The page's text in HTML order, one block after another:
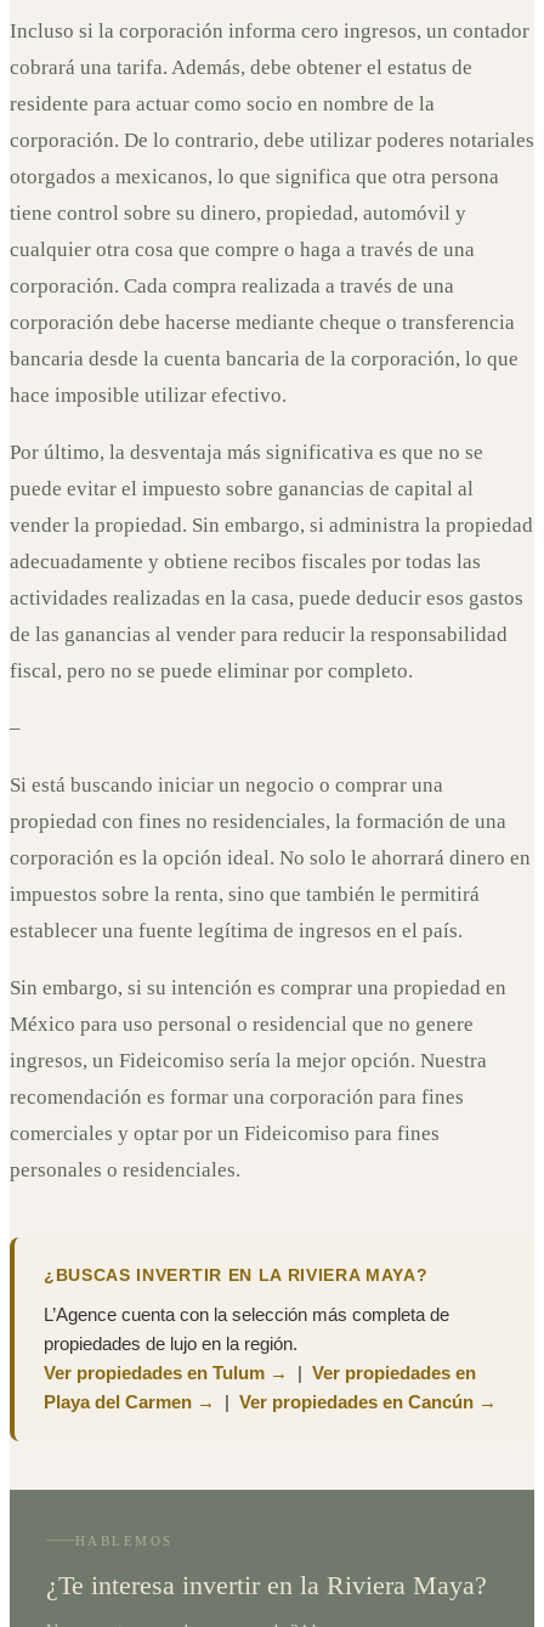
Incluso si la corporación informa cero ingresos, un contador
cobrará una tarifa. Además, debe obtener el estatus de
residente para actuar como socio en nombre de la
corporación. De lo contrario, debe utilizar poderes notariales
otorgados a mexicanos, lo que significa que otra persona
tiene control sobre su dinero, propiedad, automóvil y
cualquier otra cosa que compre o haga a través de una
corporación. Cada compra realizada a través de una
corporación debe hacerse mediante cheque o transferencia
bancaria desde la cuenta bancaria de la corporación, lo que
hace imposible utilizar efectivo.
Por último, la desventaja más significativa es que no se
puede evitar el impuesto sobre ganancias de capital al
vender la propiedad. Sin embargo, si administra la propiedad
adecuadamente y obtiene recibos fiscales por todas las
actividades realizadas en la casa, puede deducir esos gastos
de las ganancias al vender para reducir la responsabilidad
fiscal, pero no se puede eliminar por completo.
–
Si está buscando iniciar un negocio o comprar una
propiedad con fines no residenciales, la formación de una
corporación es la opción ideal. No solo le ahorrará dinero en
impuestos sobre la renta, sino que también le permitirá
establecer una fuente legítima de ingresos en el país.
Sin embargo, si su intención es comprar una propiedad en
México para uso personal o residencial que no genere
ingresos, un Fideicomiso sería la mejor opción. Nuestra
recomendación es formar una corporación para fines
comerciales y optar por un Fideicomiso para fines
personales o residenciales.
¿BUSCAS INVERTIR EN LA RIVIERA MAYA?
L’Agence cuenta con la selección más completa de
propiedades de lujo en la región.
Ver propiedades en Tulum →
| Ver propiedades en
Playa del Carmen →
| Ver propiedades en Cancún →
HABLEMOS
¿Te interesa invertir en la Riviera Maya?